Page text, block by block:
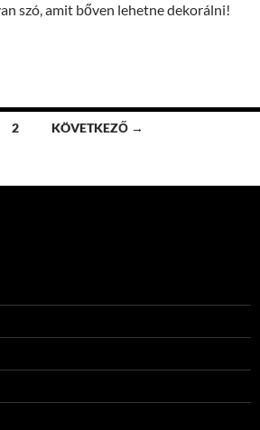
szó, amit bőven lehetne dekorálni!
2 KÖVETKEZŐ →